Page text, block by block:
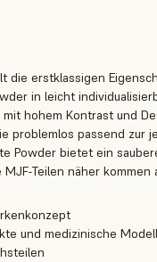
die erstklassigen
in leicht
hohem Kontrast und
problemlos passend zur
Powder bietet ein
Teilen näher
und medizinische